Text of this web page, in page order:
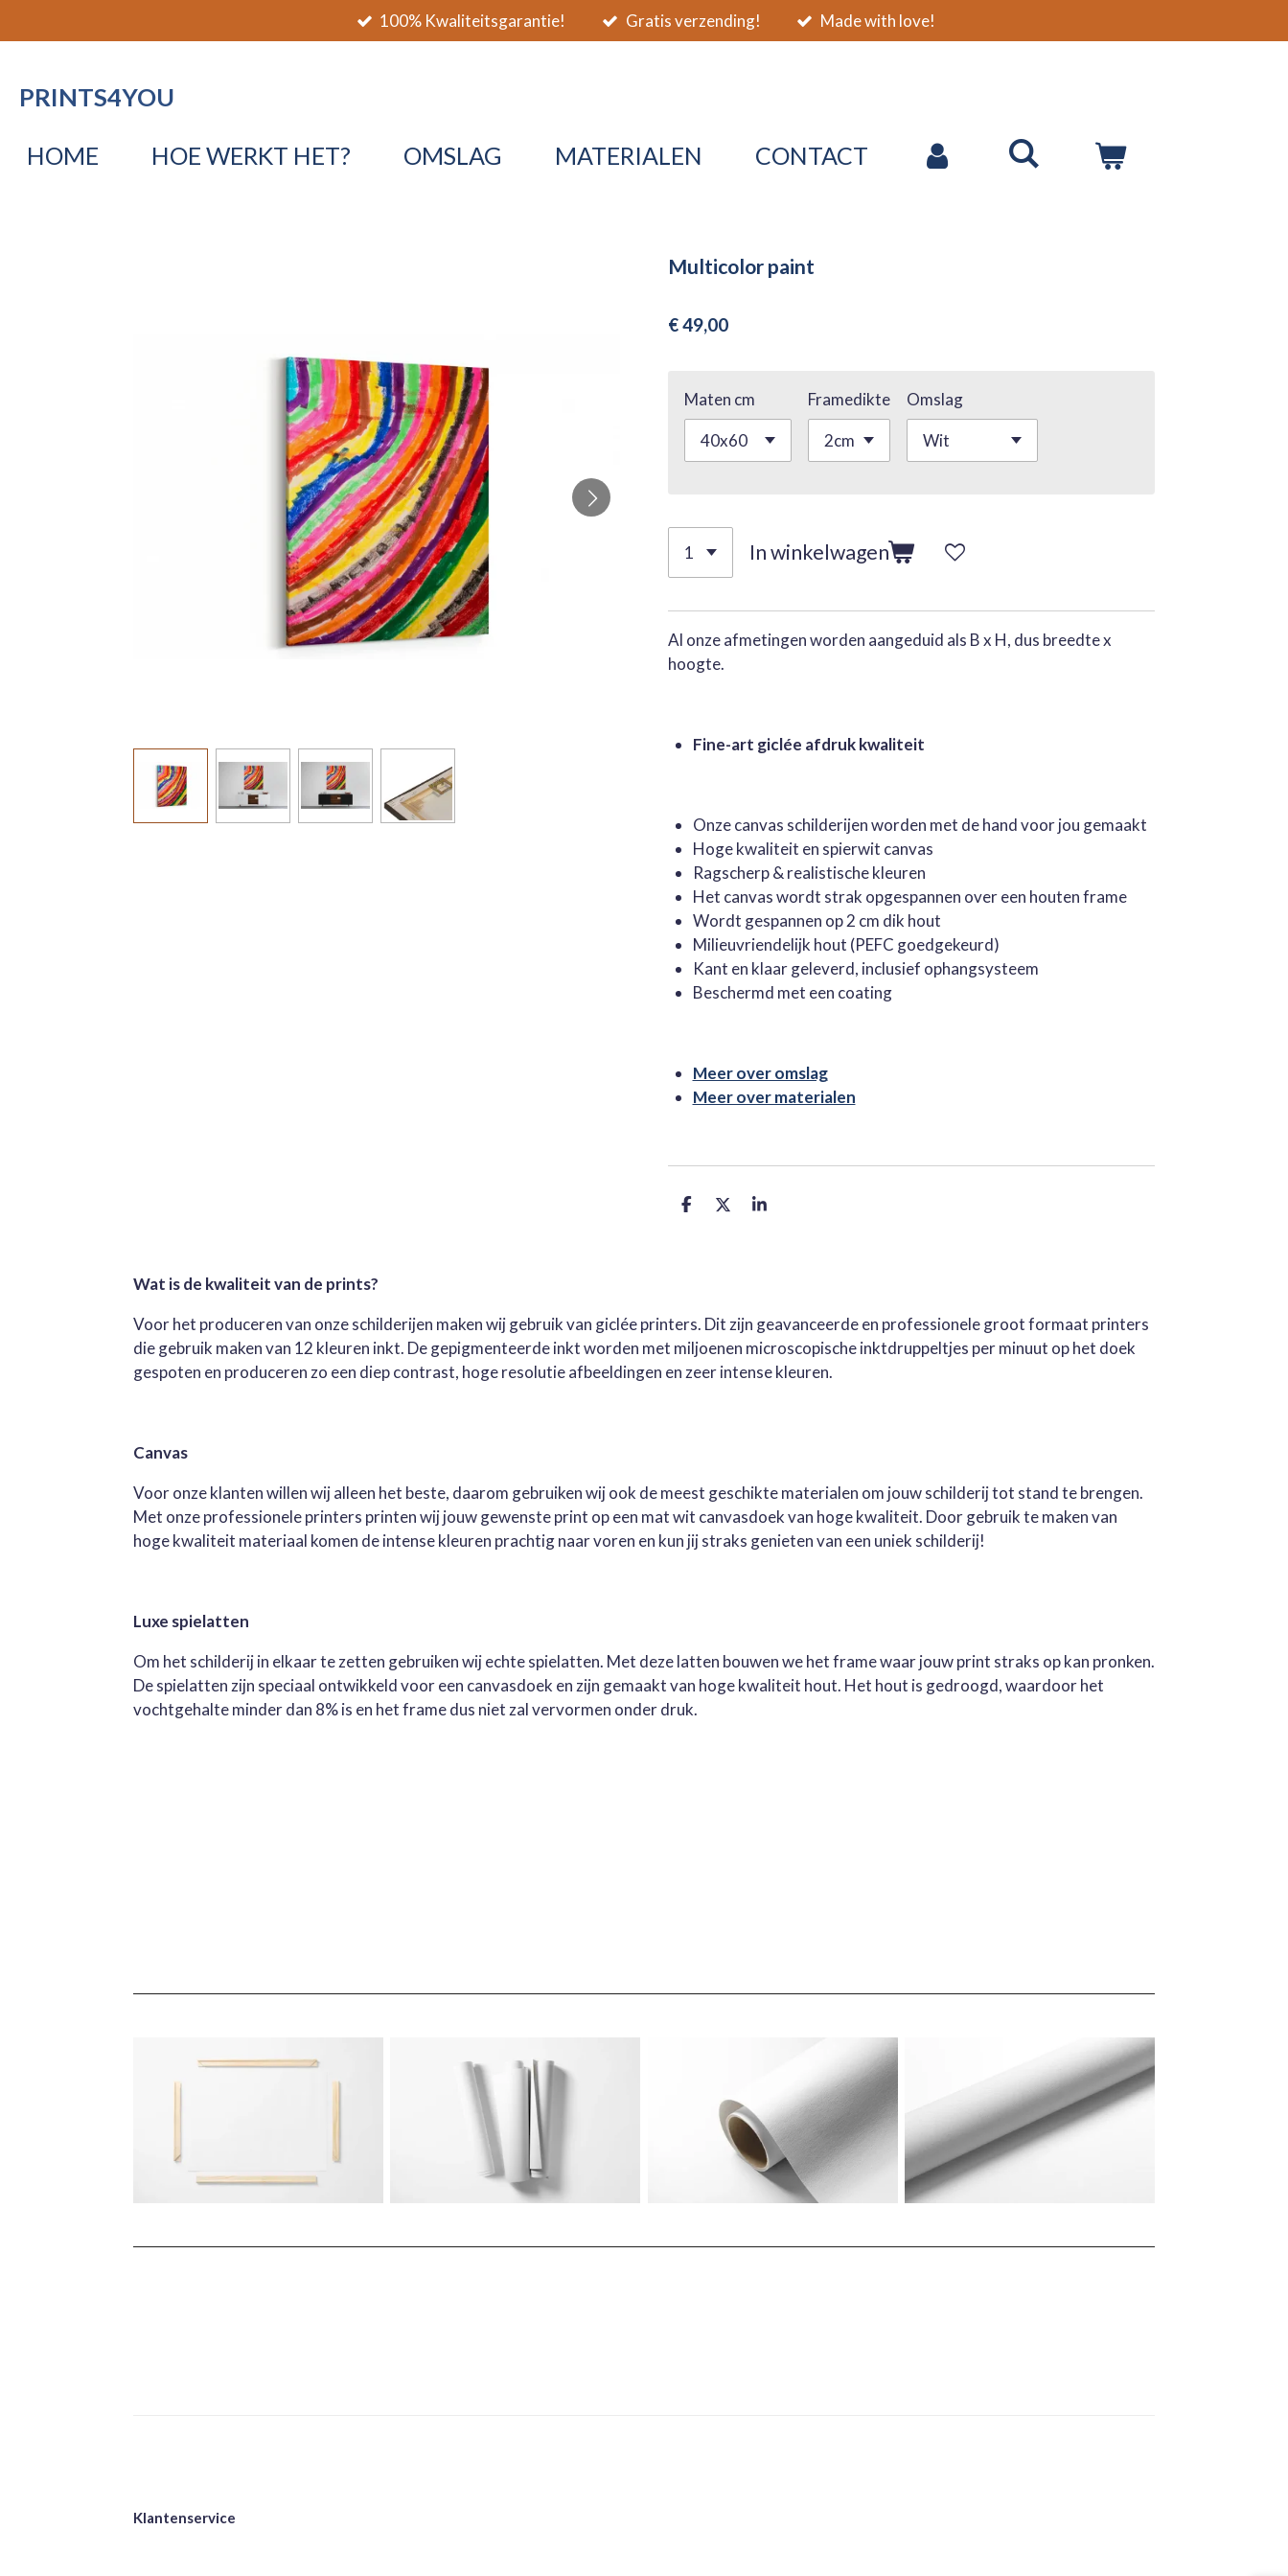
direct
de
100% Kwaliteitsgarantie! Gratis verzending! Made with love!
PRINTS4YOU
HOME HOE WERKT HET? OMSLAG MATERIALEN CONTACT
Multicolor paint
€ 49,00
Maten cm Framedikte Omslag
In winkelwagen
Al onze afmetingen worden aangeduid als B x H, dus breedte x
hoogte.
Fine-art giclée afdruk kwaliteit
Onze canvas schilderijen worden met de hand voor jou gemaakt
Hoge kwaliteit en spierwit canvas
Ragscherp & realistische kleuren
Het canvas wordt strak opgespannen over een houten frame
Wordt gespannen op 2 cm dik hout
Milieuvriendelijk hout (PEFC goedgekeurd)
Kant en klaar geleverd, inclusief ophangsysteem
Beschermd met een coating
Meer over omslag
Meer over materialen
D
D
S
Wat is de kwaliteit van de prints?
Voor het produceren van onze schilderijen maken wij gebruik van giclée printers. Dit zijn geavanceerde en professionele groot formaat printers
die gebruik maken van 12 kleuren inkt. De gepigmenteerde inkt worden met miljoenen microscopische inktdruppeltjes per minuut op het doek
gespoten en produceren zo een diep contrast, hoge resolutie afbeeldingen en zeer intense kleuren.
Canvas
Voor onze klanten willen wij alleen het beste, daarom gebruiken wij ook de meest geschikte materialen om jouw schilderij tot stand te brengen.
Met onze professionele printers printen wij jouw gewenste print op een mat wit canvasdoek van hoge kwaliteit. Door gebruik te maken van
hoge kwaliteit materiaal komen de intense kleuren prachtig naar voren en kun jij straks genieten van een uniek schilderij!
Luxe spielatten
Om het schilderij in elkaar te zetten gebruiken wij echte spielatten. Met deze latten bouwen we het frame waar jouw print straks op kan pronken.
De spielatten zijn speciaal ontwikkeld voor een canvasdoek en zijn gemaakt van hoge kwaliteit hout. Het hout is gedroogd, waardoor het
vochtgehalte minder dan 8% is en het frame dus niet zal vervormen onder druk.
Klantenservice